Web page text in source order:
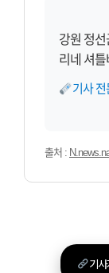
강원 정
리네 셔
기사 전
출처 :
기사